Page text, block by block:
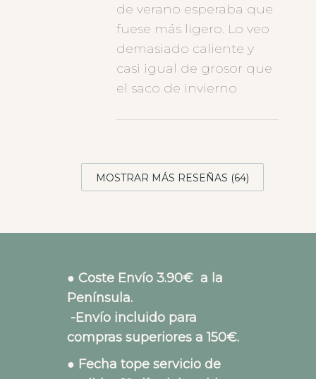
de verano esperaba que
fuese más ligero. Lo veo
demasiado caliente y
casi igual de grosor que
el saco de invierno
MOSTRAR MÁS RESEÑAS (64)
● Coste Envío 3.90€ a la
Península.
-Envío incluido para
compras superiores a 150€.
● Fecha tope servicio de